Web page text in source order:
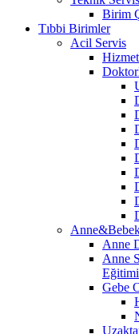
Birim
Tıbbi Birimler
Acil Servis
Anne
Anne
Eğitimi
Gebe